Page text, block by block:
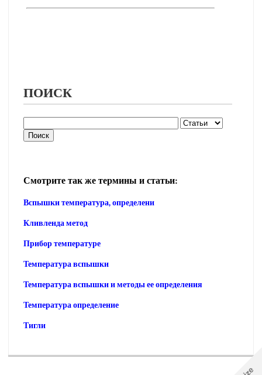
ПОИСК
Смотрите так же термины и статьи:
Вспышки температура, определени
Кливленда метод
Прибор температуре
Температура вспышки
Температура вспышки и методы ее определения
Температура определение
Тигли